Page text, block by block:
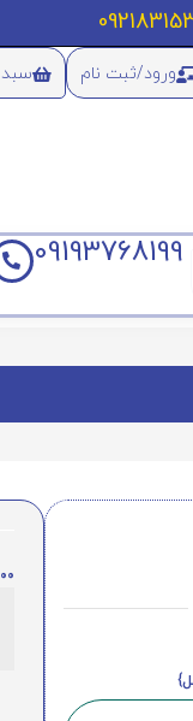
ورود/ثبت نام
09193768199